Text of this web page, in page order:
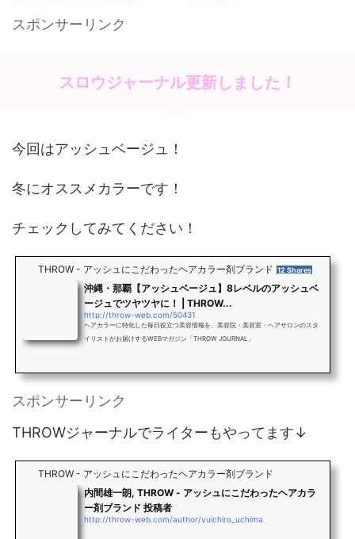
c
o
k
e itt
st
スポンサーリンク
スロウジャーナル更新しました！
今回はアッシュベージュ！
冬にオススメカラーです！
チェックしてみてください！
THROW - アッシュにこだわったヘアカラー剤ブランド 12 Shares
沖縄・那覇【アッシュベージュ】8レベルのアッシュベ
ージュでツヤツヤに！ | THROW...
http://throw-web.com/50431
ヘアカラーに特化した毎日役立つ美容情報を、美容院・美容室・ヘアサロンのスタ
イリストがお届けするWEBマガジン「THROW JOURNAL」
スポンサーリンク
THROWジャーナルでライターもやってます↓
THROW - アッシュにこだわったヘアカラー剤ブランド
内間雄一朗, THROW - アッシュにこだわったヘアカラ
ー剤ブランド 投稿者
http://throw-web.com/author/yuichiro_uchima